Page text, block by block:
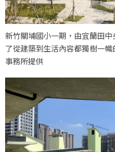
新竹關埔國小一期，由宜蘭田
了從建築到生活內容都獨樹一
事務所提供